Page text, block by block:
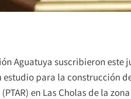
Aguatuya suscribieron este
para la construcción
en Las Cholas de la